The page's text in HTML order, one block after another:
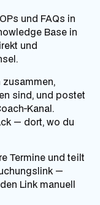
und FAQs in
Base in
und
sind, und postet
Kanal.
— dort, wo du
Termine und teilt
—
Link manuell